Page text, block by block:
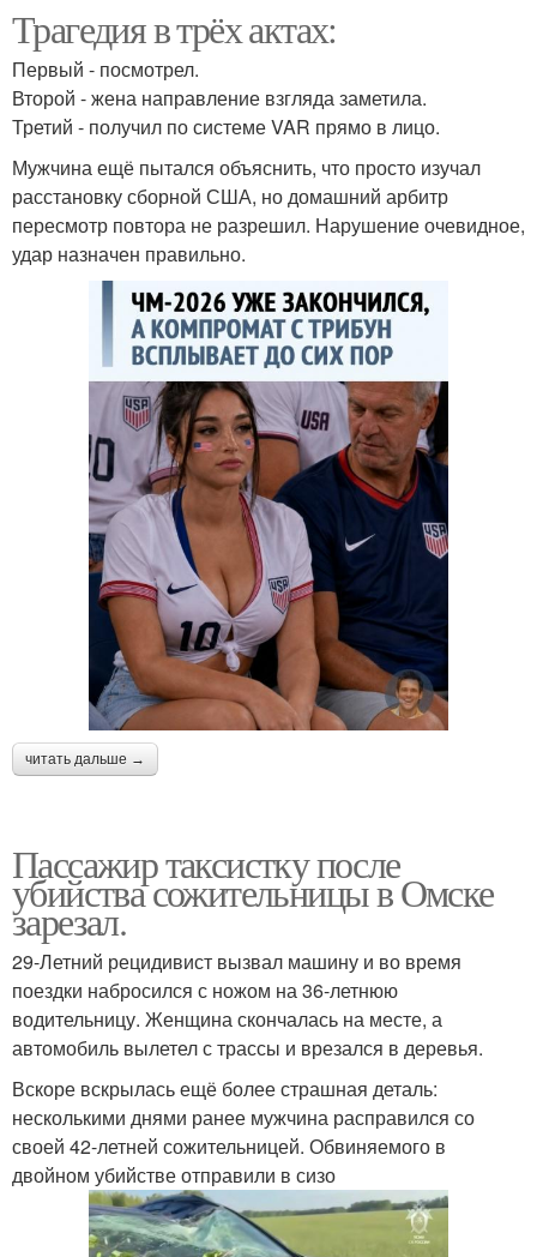
Трагедия в трёх актах:
Первый - посмотрел.
Второй - жена направление взгляда заметила.
Третий - получил по системе VAR прямо в лицо.
Мужчина ещё пытался объяснить, что просто изучал
расстановку сборной США, но домашний арбитр
пересмотр повтора не разрешил. Нарушение очевидное,
удар назначен правильно.
читать дальше →
Пассажир таксистку после
убийства сожительницы в Омске
зарезал.
29-Летний рецидивист вызвал машину и во время
поездки набросился с ножом на 36-летнюю
водительницу. Женщина скончалась на месте, а
автомобиль вылетел с трассы и врезался в деревья.
Вскоре вскрылась ещё более страшная деталь:
несколькими днями ранее мужчина расправился со
своей 42-летней сожительницей. Обвиняемого в
двойном убийстве отправили в сизо